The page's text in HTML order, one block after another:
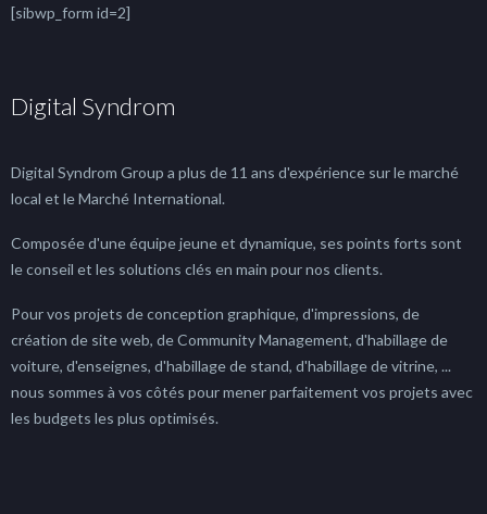
[sibwp_form id=2]
Digital Syndrom
Digital Syndrom Group a plus de 11 ans d'expérience sur le marché
local et le Marché International.
Composée d'une équipe jeune et dynamique, ses points forts sont
le conseil et les solutions clés en main pour nos clients.
Pour vos projets de conception graphique, d'impressions, de
création de site web, de Community Management, d'habillage de
voiture, d'enseignes, d'habillage de stand, d'habillage de vitrine, ...
nous sommes à vos côtés pour mener parfaitement vos projets avec
les budgets les plus optimisés.